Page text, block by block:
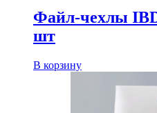
Файл-чехлы
шт
В корзину